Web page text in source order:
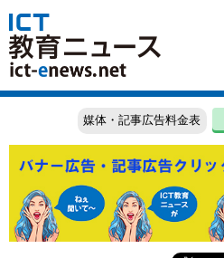
媒体・記事広告料金表